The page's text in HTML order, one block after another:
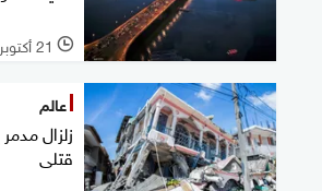
l 21 أكتوبر 2021
عالم
قتلى